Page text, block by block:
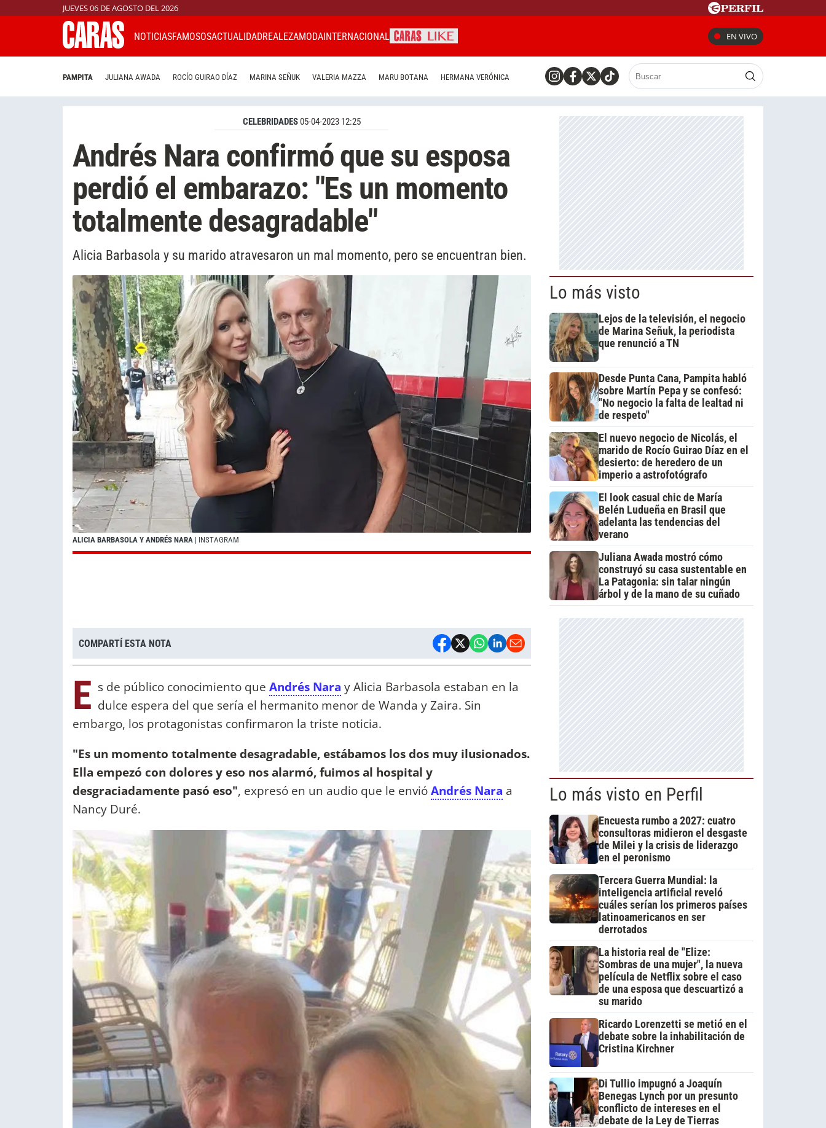
JUEVES 06 DE AGOSTO DEL 2026
NOTICIASFAMOSOSACTUALIDADREALEZAMODAINTERNACIONAL EN VIVO
PAMPITA JULIANA AWADA ROCÍO GUIRAO DÍAZ MARINA SEÑUK VALERIA MAZZA MARU BOTANA HERMANA VERÓNICA
CELEBRIDADES05-04-2023 12:25
Andrés Nara confirmó que su esposa
perdió el embarazo: "Es un momento
totalmente desagradable"
Alicia Barbasola y su marido atravesaron un mal momento, pero se encuentran bien.
ALICIA BARBASOLA Y ANDRÉS NARA | INSTAGRAM
COMPARTÍ ESTA NOTA
E s de público conocimiento que Andrés Nara y Alicia Barbasola estaban en la
dulce espera del que sería el hermanito menor de Wanda y Zaira. Sin
embargo, los protagonistas confirmaron la triste noticia.
"Es un momento totalmente desagradable, estábamos los dos muy ilusionados.
Ella empezó con dolores y eso nos alarmó, fuimos al hospital y
desgraciadamente pasó eso", expresó en un audio que le envióAndrés Nara a
Nancy Duré.
Lo más visto
Lejos de la televisión, el negocio
de Marina Señuk, la periodista
que renunció a TN
Desde Punta Cana, Pampita habló
sobre Martín Pepa y se confesó:
"No negocio la falta de lealtad ni
de respeto"
El nuevo negocio de Nicolás, el
marido de Rocío Guirao Díaz en el
desierto: de heredero de un
imperio a astrofotógrafo
El look casual chic de María
Belén Ludueña en Brasil que
adelanta las tendencias del
verano
Juliana Awada mostró cómo
construyó su casa sustentable en
La Patagonia: sin talar ningún
árbol y de la mano de su cuñado
Lo más visto en Perfil
Encuesta rumbo a 2027: cuatro
consultoras midieron el desgaste
de Milei y la crisis de liderazgo
en el peronismo
Tercera Guerra Mundial: la
inteligencia artificial reveló
cuáles serían los primeros países
latinoamericanos en ser
derrotados
La historia real de "Elize:
Sombras de una mujer", la nueva
película de Netflix sobre el caso
de una esposa que descuartizó a
su marido
Ricardo Lorenzetti se metió en el
debate sobre la inhabilitación de
Cristina Kirchner
Di Tullio impugnó a Joaquín
Benegas Lynch por un presunto
conflicto de intereses en el
debate de la Ley de Tierras